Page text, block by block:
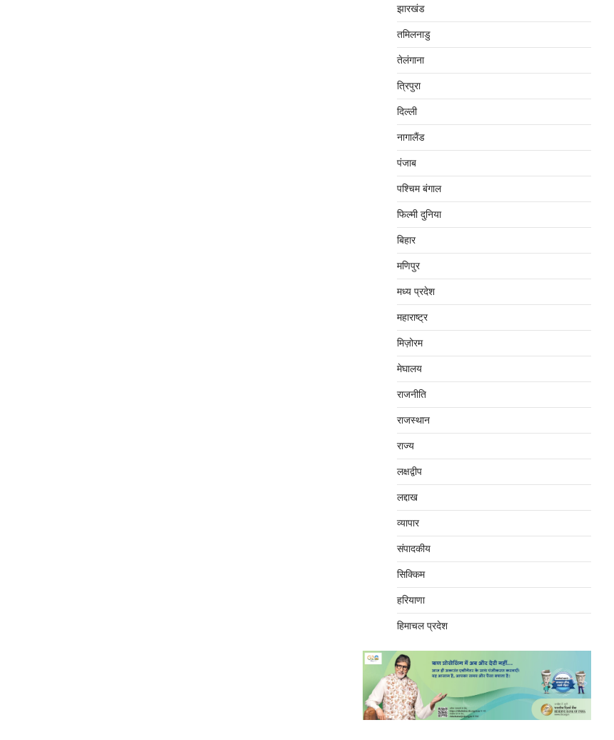
झारखंड
तमिलनाडु
तेलंगाना
त्रिपुरा
दिल्‍ली
नागालैंड
पंजाब
पश्चिम बंगाल
फिल्मी दुनिया
बिहार
मणिपुर
मध्‍य प्रदेश
महाराष्‍ट्र
मिज़ोरम
मेघालय
राजनीति
राजस्थान
राज्य
लक्षद्वीप
लद्दाख
व्यापार
संपादकीय
सिक्किम
हरियाणा
हिमाचल प्रदेश